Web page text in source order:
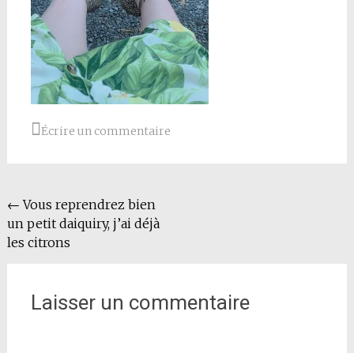
Écrire un commentaire
Navigation
de
← Vous reprendrez bien
un petit daiquiry, j’ai déjà
les citrons
Laisser un commentaire